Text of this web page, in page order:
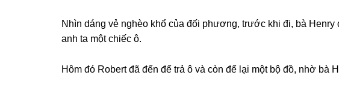
Nhìn dánɡ vẻ nghèo khổ của đối phương, trước khi đi, bà
anh ta một chiếc ô.
Hôm đó Robert đã đến để trả ô và còn để lại một bộ đồ, nhờ bà